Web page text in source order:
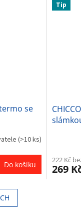
se
(>10 ks)
Do košíku
Tip
222 Kč
269